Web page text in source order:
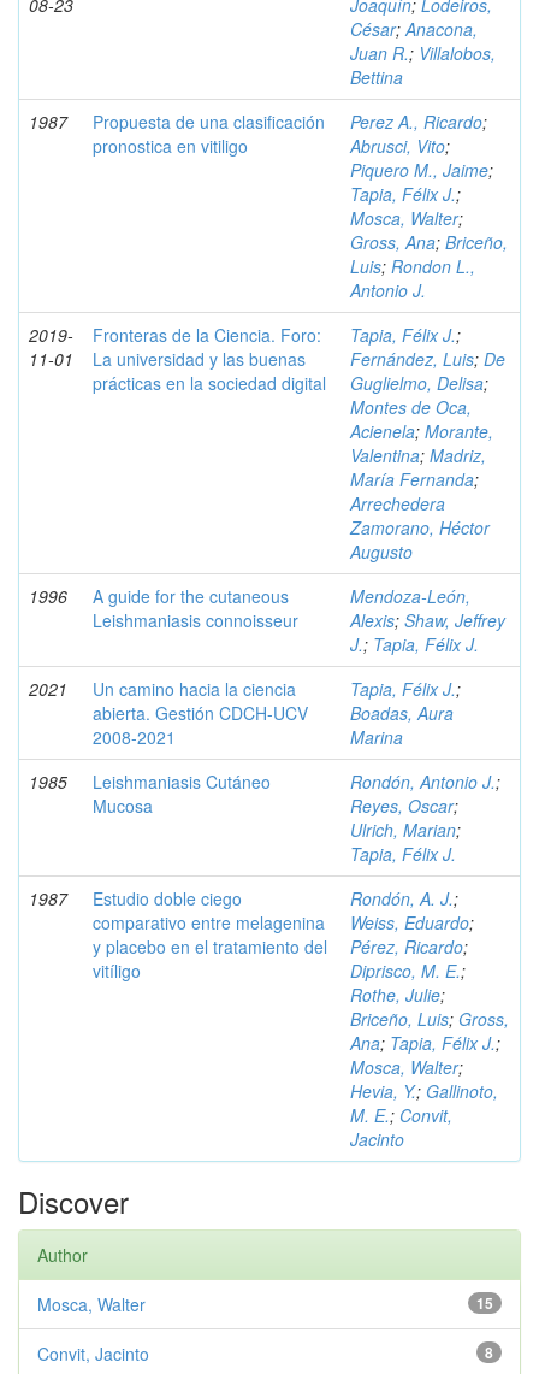
08-23 Joaquín; Lodeiros,
César;Anacona,
Juan R.; Villalobos,
Bettina
1987
Propuesta de una clasificación
pronostica en vitiligo
Perez A., Ricardo;
Abrusci, Vito;
Piquero M., Jaime;
Tapia, Félix J.;
Mosca, Walter;
Gross, Ana; Briceño,
Luis; Rondon L.,
Antonio J.
2019-
11-01
Fronteras de la Ciencia. Foro:
La universidad y las buenas
prácticas en la sociedad digital
Tapia, Félix J.;
Fernández, Luis; De
Guglielmo, Delisa;
Montes de Oca,
Acienela; Morante,
Valentina; Madriz,
María Fernanda;
Arrechedera
Zamorano, Héctor
Augusto
1996
A guide for the cutaneous
Leishmaniasis connoisseur
Mendoza-León,
Alexis; Shaw, Jeffrey
J.; Tapia, Félix J.
2021
Un camino hacia la ciencia
abierta. Gestión CDCH-UCV
2008-2021
Tapia, Félix J.;
Boadas, Aura
Marina
1985
Leishmaniasis Cutáneo
Mucosa
Rondón, Antonio J.;
Reyes, Oscar;
Ulrich, Marian;
Tapia, Félix J.
1987
Estudio doble ciego
comparativo entre melagenina
y placebo en el tratamiento del
vitíligo
Rondón, A. J.;
Weiss, Eduardo;
Pérez, Ricardo;
Diprisco, M. E.;
Rothe, Julie;
Briceño, Luis; Gross,
Ana; Tapia, Félix J.;
Mosca, Walter;
Hevia, Y.; Gallinoto,
M. E.; Convit,
Jacinto
Discover
Author
15
Mosca, Walter
8
Convit, Jacinto